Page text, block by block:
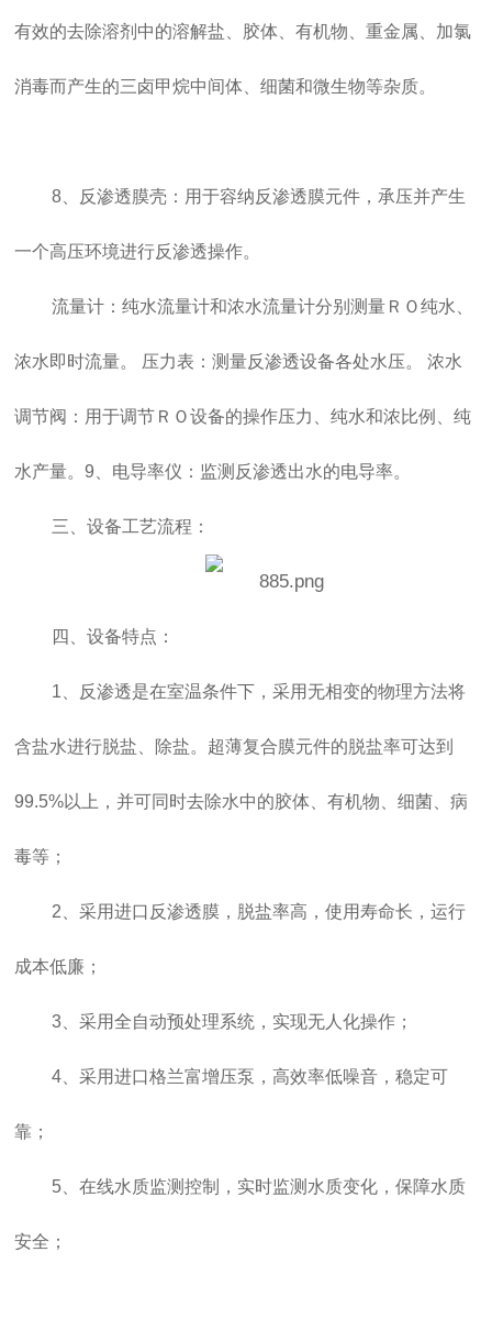
有效的去除溶剂中的溶解盐、胶体、有机物、重金属、加氯
消毒而产生的三卤甲烷中间体、细菌和微生物等杂质。
8、反渗透膜壳：用于容纳反渗透膜元件，承压并产生
一个高压环境进行反渗透操作。
流量计：纯水流量计和浓水流量计分别测量ＲＯ纯水、
浓水即时流量。 压力表：测量反渗透设备各处水压。 浓水
调节阀：用于调节ＲＯ设备的操作压力、纯水和浓比例、纯
水产量。9、电导率仪：监测反渗透出水的电导率。
三、设备工艺流程：
四、设备特点：
1、反渗透是在室温条件下，采用无相变的物理方法将
含盐水进行脱盐、除盐。超薄复合膜元件的脱盐率可达到
99.5%以上，并可同时去除水中的胶体、有机物、细菌、病
毒等；
2、采用进口反渗透膜，脱盐率高，使用寿命长，运行
成本低廉；
3、采用全自动预处理系统，实现无人化操作；
4、采用进口格兰富增压泵，高效率低噪音，稳定可
靠；
5、在线水质监测控制，实时监测水质变化，保障水质
安全；